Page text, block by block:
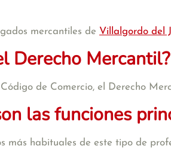
mercantiles de Villalgordo del
Derecho Mercantil?
de Comercio, el Derecho
las funciones
más habituales de este tipo de